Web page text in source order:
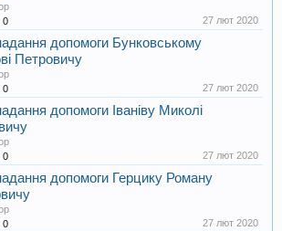
0 27 лют 2020
допомоги Бунковському
Петровичу
0 27 лют 2020
допомоги Іваніву Миколі
0 27 лют 2020
допомоги Герцику Роману
0 27 лют 2020